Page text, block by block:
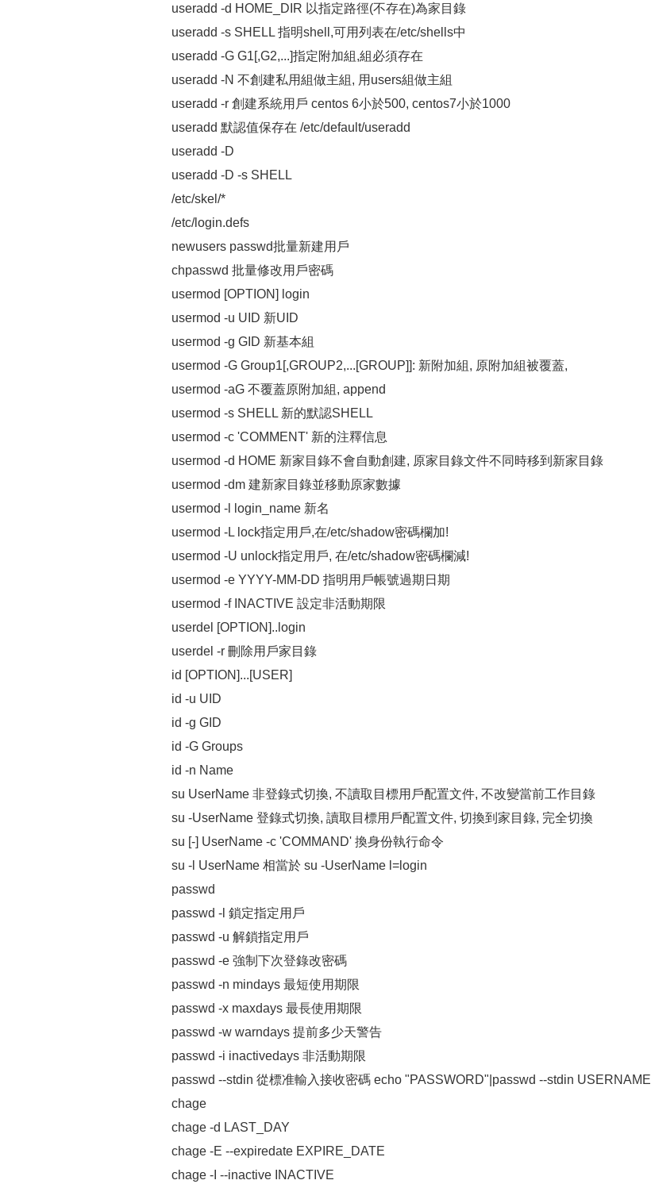
useradd -d HOME_DIR 以指定路徑(不存在)為家目錄
useradd -s SHELL 指明shell,可用列表在/etc/shells中
useradd -G G1[,G2,...]指定附加組,組必須存在
useradd -N 不創建私用組做主組, 用users組做主組
useradd -r 創建系統用戶 centos 6小於500, centos7小於1000
useradd 默認值保存在 /etc/default/useradd
useradd -D
useradd -D -s SHELL
/etc/skel/*
/etc/login.defs
newusers passwd批量新建用戶
chpasswd 批量修改用戶密碼
usermod [OPTION] login
usermod -u UID 新UID
usermod -g GID 新基本組
usermod -G Group1[,GROUP2,...[GROUP]]: 新附加組, 原附加組被覆蓋,
usermod -aG 不覆蓋原附加組, append
usermod -s SHELL 新的默認SHELL
usermod -c 'COMMENT' 新的注釋信息
usermod -d HOME 新家目錄不會自動創建, 原家目錄文件不同時移到新家目錄
usermod -dm 建新家目錄並移動原家數據
usermod -l login_name 新名
usermod -L lock指定用戶,在/etc/shadow密碼欄加!
usermod -U unlock指定用戶, 在/etc/shadow密碼欄減!
usermod -e YYYY-MM-DD 指明用戶帳號過期日期
usermod -f INACTIVE 設定非活動期限
userdel [OPTION]..login
userdel -r 刪除用戶家目錄
id [OPTION]...[USER]
id -u UID
id -g GID
id -G Groups
id -n Name
su UserName 非登錄式切換, 不讀取目標用戶配置文件, 不改變當前工作目錄
su -UserName 登錄式切換, 讀取目標用戶配置文件, 切換到家目錄, 完全切換
su [-] UserName -c 'COMMAND' 換身份執行命令
su -l UserName 相當於 su -UserName l=login
passwd
passwd -l 鎖定指定用戶
passwd -u 解鎖指定用戶
passwd -e 強制下次登錄改密碼
passwd -n mindays 最短使用期限
passwd -x maxdays 最長使用期限
passwd -w warndays 提前多少天警告
passwd -i inactivedays 非活動期限
passwd --stdin 從標准輸入接收密碼 echo "PASSWORD"|passwd --stdin USERNAME
chage
chage -d LAST_DAY
chage -E --expiredate EXPIRE_DATE
chage -I --inactive INACTIVE